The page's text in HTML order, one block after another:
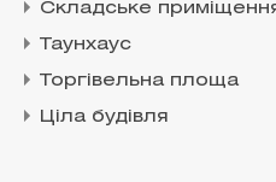
Складське
Таунхаус
Торгівельна площа
Ціла будівля